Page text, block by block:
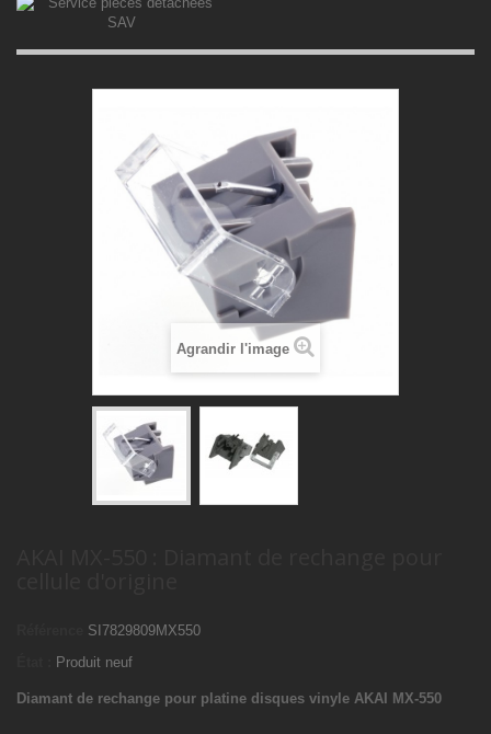
Agrandir l'image
SI7829809MX550
Produit neuf
Diamant de rechange pour platine disques vinyle AKAI MX-550